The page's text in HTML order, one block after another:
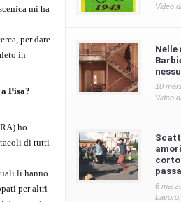
mi ha
per dare
in
Pisa?
ho
di tutti
li hanno
per altri
Video
Nelle
10
Video
corto
6
Lavoro